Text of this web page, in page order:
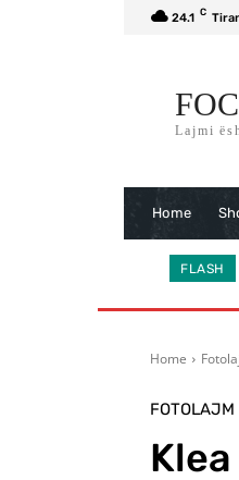
24.1 C
Lajmi
Home
FLASH
Home
FOTOLAJM